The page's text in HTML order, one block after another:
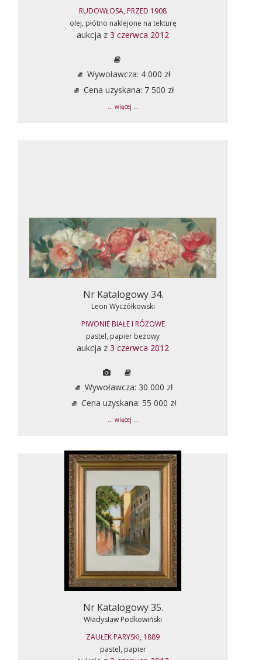
RUDOWŁOSA, PRZED 1908
olej, płótno naklejone na tekturę
aukcja z 3 czerwca 2012
Wywoławcza: 4 000 zł
Cena uzyskana: 7 500 zł
... więcej ...
Nr Katalogowy 34.
Leon Wyczółkowski
PIWONIE BIAŁE I RÓŻOWE
pastel, papier beżowy
aukcja z 3 czerwca 2012
Wywoławcza: 30 000 zł
Cena uzyskana: 55 000 zł
... więcej ...
Nr Katalogowy 35.
Władysław Podkowiński
ZAUŁEK PARYSKI, 1889
pastel, papier